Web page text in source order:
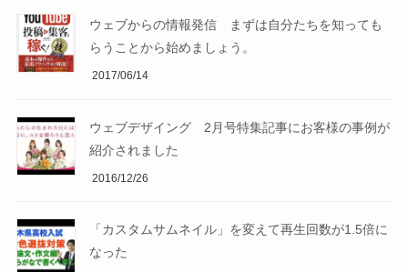
ウェブからの情報発信 まずは自分たちを知っても
らうことから始めましょう。
2017/06/14
ウェブデザイング 2月号特集記事にお客様の事例が
紹介されました
2016/12/26
「カスタムサムネイル」を変えて再生回数が1.5倍に
なった